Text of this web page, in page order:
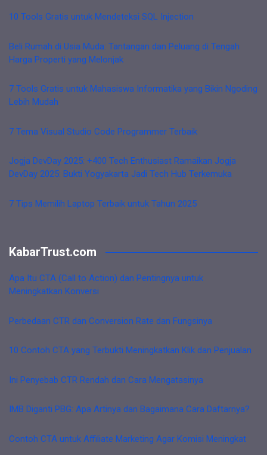
10 Tools Gratis untuk Mendeteksi SQL Injection
Beli Rumah di Usia Muda: Tantangan dan Peluang di Tengah
Harga Properti yang Melonjak
7 Tools Gratis untuk Mahasiswa Informatika yang Bikin Ngoding
Lebih Mudah
7 Tema Visual Studio Code Programmer Terbaik
Jogja DevDay 2025: +400 Tech Enthusiast Ramaikan Jogja
DevDay 2025: Bukti Yogyakarta Jadi Tech Hub Terkemuka
7 Tips Memilih Laptop Terbaik untuk Tahun 2025
KabarTrust.com
Apa Itu CTA (Call to Action) dan Pentingnya untuk
Meningkatkan Konversi
Perbedaan CTR dan Conversion Rate dan Fungsinya
10 Contoh CTA yang Terbukti Meningkatkan Klik dan Penjualan
Ini Penyebab CTR Rendah dan Cara Mengatasinya
IMB Diganti PBG: Apa Artinya dan Bagaimana Cara Daftarnya?
Contoh CTA untuk Affiliate Marketing Agar Komisi Meningkat